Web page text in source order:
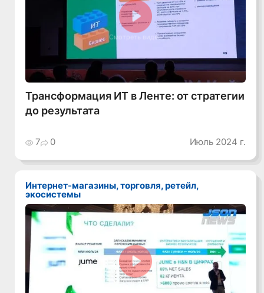
Смотреть видео
Трансформация ИТ в Ленте: от стратегии
до результата
7 0 Июль 2024 г.
Интернет-магазины, торговля, ретейл,
экосистемы
Смотреть видео